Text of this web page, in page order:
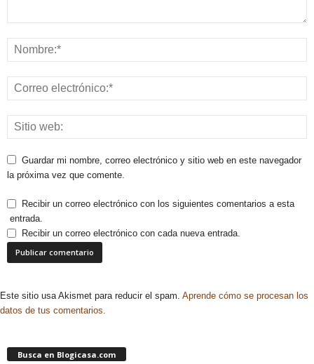
Guardar mi nombre, correo electrónico y sitio web en este navegador
la próxima vez que comente.
Recibir un correo electrónico con los siguientes comentarios a esta
entrada.
Recibir un correo electrónico con cada nueva entrada.
Este sitio usa Akismet para reducir el spam. Aprende cómo se procesan los
datos de tus comentarios.
Busca en Blogicasa.com